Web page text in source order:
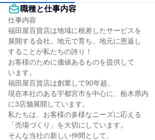
職種と仕事内容
仕事内容
福田屋百貨店は地域に根差したサービスを
展開する会社。地元で育ち、地元に恩返し
することが私たちの誇り！
お客様のために価値あるものを提供して
います。
福田屋百貨店は創業して90年超。
現在本社のある宇都宮市を中心に、栃木県内
に3店舗展開しています。
私たちは、お客様の多様なニーズに応える
「売場づくり」を大切にしています。
そんな当社の新しい仲間として、